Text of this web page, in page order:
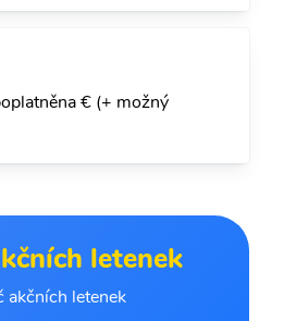
€ (+ možný
letenek
akčních letenek